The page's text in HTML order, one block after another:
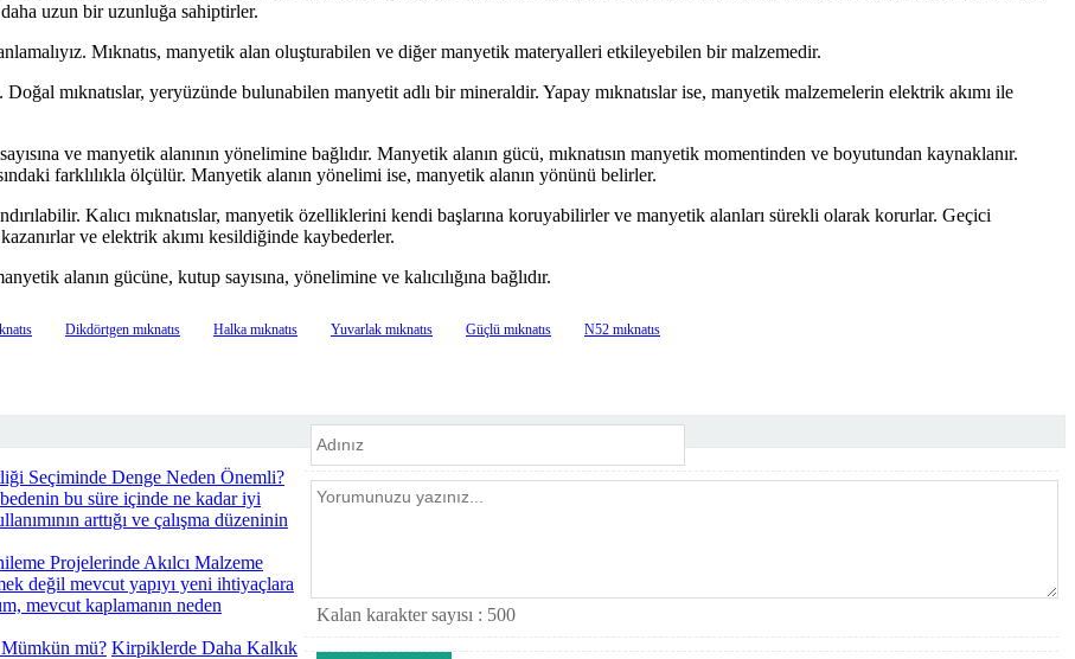
uzun bir uzunluğa sahiptirler.
Mıknatıs, manyetik alan oluşturabilen ve diğer manyetik materyalleri etkileyebilen bir malzemedir.
Doğal mıknatıslar, yeryüzünde bulunabilen manyetit adlı bir mineraldir. Yapay mıknatıslar ise, manyetik malzemelerin elektrik akımı ile
ve manyetik alanının yönelimine bağlıdır. Manyetik alanın gücü, mıknatısın manyetik momentinden ve boyutundan kaynaklanır.
farklılıkla ölçülür. Manyetik alanın yönelimi ise, manyetik alanın yönünü belirler.
Kalıcı mıknatıslar, manyetik özelliklerini kendi başlarına koruyabilirler ve manyetik alanları sürekli olarak korurlar. Geçici
ve elektrik akımı kesildiğinde kaybederler.
alanın gücüne, kutup sayısına, yönelimine ve kalıcılığına bağlıdır.
Dikdörtgen mıknatıs Halka mıknatıs Yuvarlak mıknatıs Güçlü mıknatıs N52 mıknatıs
Kalan karakter sayısı : 500
Seçiminde Denge Neden Önemli?
bu süre içinde ne kadar iyi
arttığı ve çalışma düzeninin
Projelerinde Akılcı Malzeme
değil mevcut yapıyı yeni ihtiyaçlara
mevcut kaplamanın neden
Kirpiklerde Daha Kalkık